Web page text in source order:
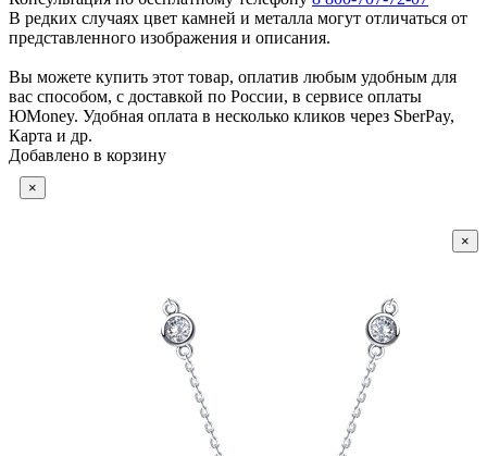
В редких случаях цвет камней и металла могут отличаться от
представленного изображения и описания.
Вы можете купить этот товар, оплатив любым удобным для
вас способом, с доставкой по России, в сервисе оплаты
ЮMoney. Удобная оплата в несколько кликов через SberPay,
Карта и др.
Добавлено в корзину
×
×